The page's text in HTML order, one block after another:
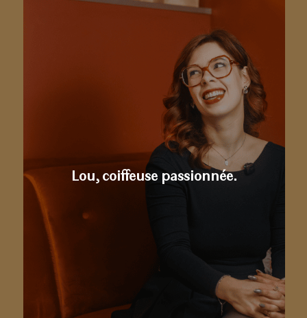
Lou, coiffeuse passionnée.